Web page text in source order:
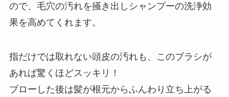
ので、毛穴の汚れを掻き出しシャンプーの洗浄効
果を高めてくれます。
指だけでは取れない頭皮の汚れも、このブラシが
あれば驚くほどスッキリ！
ブローした後は髪が根元からふんわり立ち上がる